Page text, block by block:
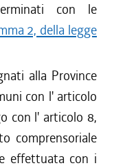
con le
2, della legge
alla Province
con l' articolo
con l' articolo 8,
comprensoriale
effettuata con i